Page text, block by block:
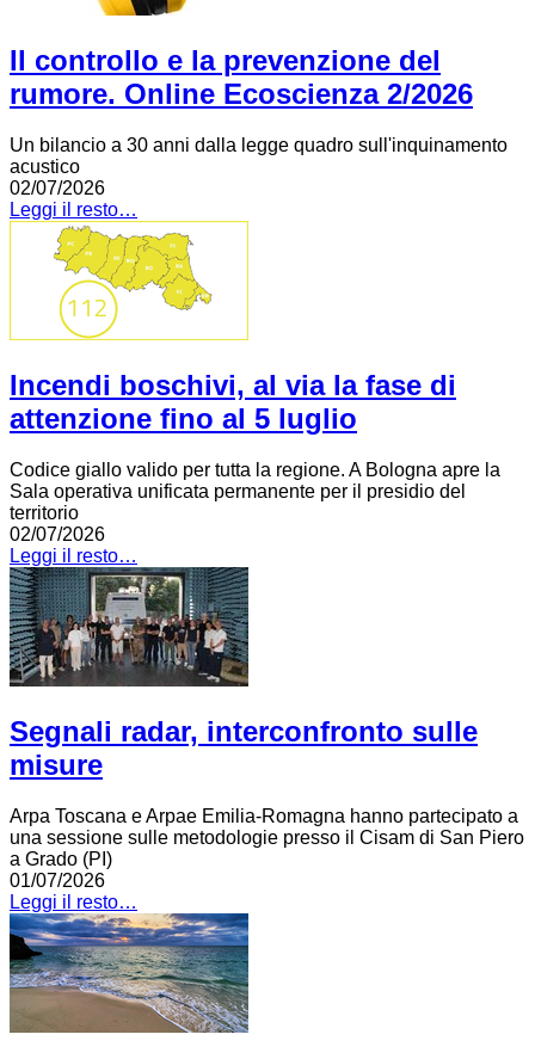
Il controllo e la prevenzione del
rumore. Online Ecoscienza 2/2026
Un bilancio a 30 anni dalla legge quadro sull'inquinamento
acustico
02/07/2026
Leggi il resto…
Incendi boschivi, al via la fase di
attenzione fino al 5 luglio
Codice giallo valido per tutta la regione. A Bologna apre la
Sala operativa unificata permanente per il presidio del
territorio
02/07/2026
Leggi il resto…
Segnali radar, interconfronto sulle
misure
Arpa Toscana e Arpae Emilia-Romagna hanno partecipato a
una sessione sulle metodologie presso il Cisam di San Piero
a Grado (PI)
01/07/2026
Leggi il resto…